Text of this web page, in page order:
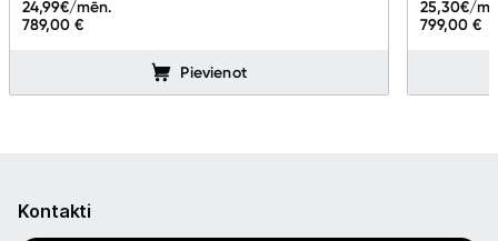
789,00 €
24,99€/mēn.
Pievienot
799,00 €
25,30€/
Kontakti